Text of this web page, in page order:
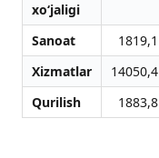
xo‘jаligi
Sanoat 1819,1
Xizmatlar
14050,4
Qurilish
1883,8